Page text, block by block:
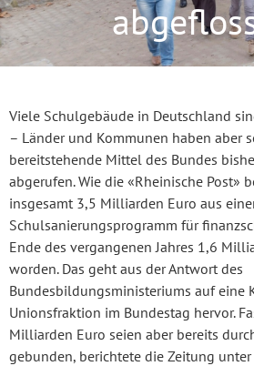
Viele Schulgebäude in Deutschland
– Länder und Kommunen haben aber
bereitstehende Mittel des Bundes
abgerufen. Wie die «Rheinische Post»
insgesamt 3,5 Milliarden Euro aus
Schulsanierungsprogramm für
Ende des vergangenen Jahres 1,6
worden. Das geht aus der Antwort des
Bundesbildungsministeriums auf eine
Unionsfraktion im Bundestag hervor.
Milliarden Euro seien aber bereits
gebunden, berichtete die Zeitung